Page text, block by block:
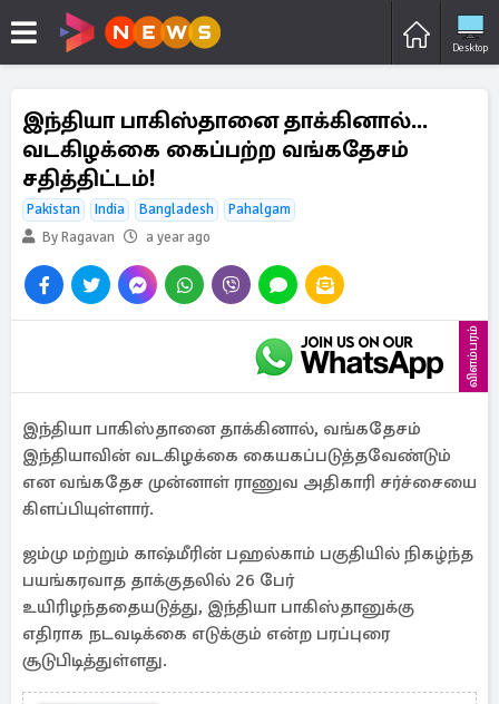
Desktop
இந்தியா பாகிஸ்தானை தாக்கினால்...
வடகிழக்கை கைப்பற்ற வங்கதேசம்
சதித்திட்டம்!
Pakistan India Bangladesh
Pahalgam
By Ragavan
a year ago
விளம்பரம்
இந்தியா பாகிஸ்தானை தாக்கினால், வங்கதேசம்
இந்தியாவின் வடகிழக்கை கையகப்படுத்தவேண்டும்
என வங்கதேச முன்னாள் ராணுவ அதிகாரி சர்ச்சையை
கிளப்பியுள்ளார்.
ஜம்மு மற்றும் காஷ்மீரின் பஹல்காம் பகுதியில் நிகழ்ந்த
பயங்கரவாத தாக்குதலில் 26 பேர்
உயிரிழந்ததையடுத்து, இந்தியா பாகிஸ்தானுக்கு
எதிராக நடவடிக்கை எடுக்கும் என்ற பரப்புரை
சூடுபிடித்துள்ளது.